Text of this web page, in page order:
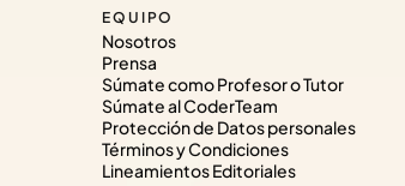
EQUIPO
Nosotros
Prensa
Súmate como Profesor o Tutor
Súmate al CoderTeam
Protección de Datos personales
Términos y Condiciones
Lineamientos Editoriales